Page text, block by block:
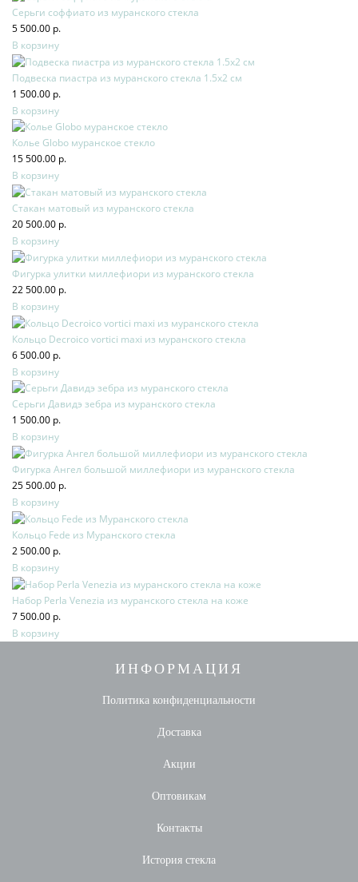
Серьги соффиато из муранского стекла
5 500.00 р.
В корзину
Подвеска пиастра из муранского стекла 1.5х2 см
1 500.00 р.
В корзину
Колье Globo муранское стекло
15 500.00 р.
В корзину
Стакан матовый из муранского стекла
20 500.00 р.
В корзину
Фигурка улитки миллефиори из муранского стекла
22 500.00 р.
В корзину
Кольцо Decroico vortici maxi из муранского стекла
6 500.00 р.
В корзину
Серьги Давидэ зебра из муранского стекла
1 500.00 р.
В корзину
Фигурка Ангел большой миллефиори из муранского стекла
25 500.00 р.
В корзину
Кольцо Fede из Муранского стекла
2 500.00 р.
В корзину
Набор Perla Venezia из муранского стекла на коже
7 500.00 р.
В корзину
ИНФОРМАЦИЯ
Политика конфиденциальности
Доставка
Акции
Оптовикам
Контакты
История стекла